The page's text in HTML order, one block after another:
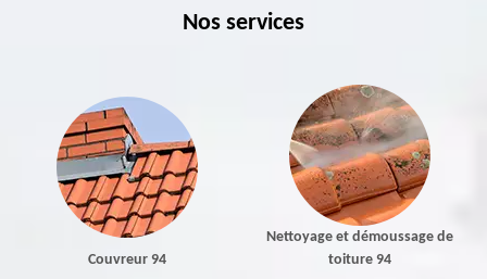
Nos services
Couvreur 94
Nettoyage et démoussage de
toiture 94